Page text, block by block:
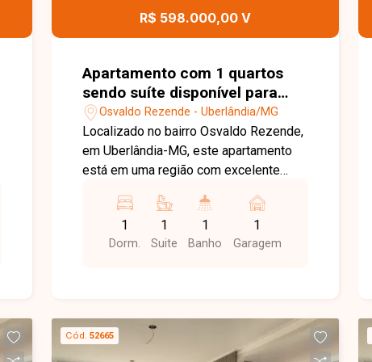
R$ 598.000,00 V
Apartamento com 1 quartos
sendo suíte disponível para
venda no bairro Osvaldo
Rezende em Uberlândia-MG
Osvaldo Rezende - Uberlândia/MG
Localizado no bairro Osvaldo Rezende,
em Uberlândia-MG, este apartamento
está em uma região com excelente
vias da cidade e próximo a
supermercados, escolas, farmácias,
restaurantes e diversos comércios e
quartos, sendo 01 suíte com closet
privativo, banheiro social, armários
1
Dorm.
1
Suite
1
Banho
1
Garagem
Cód. 52665